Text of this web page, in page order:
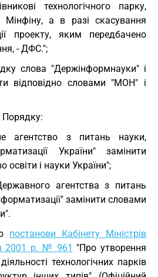
технологічного парку,
Мінфіну, а в разі скасування
проекту, яким передбачено
- ДФС.";
слова "Держінформнауки" і
відповідно словами "МОН" і
Порядку:
агентство з питань науки,
України" замінити
освіти і науки України";
агентства з питань
замінити словами
постанови Кабінету Міністрів
2001 р. № 961 "Про утворення
діяльності технологічних парків